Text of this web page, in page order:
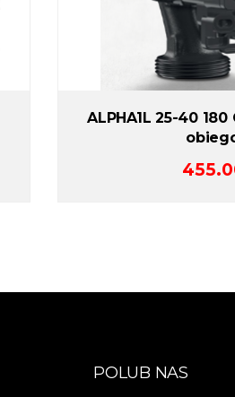
ALPHA1L 25-40
POLUB NAS